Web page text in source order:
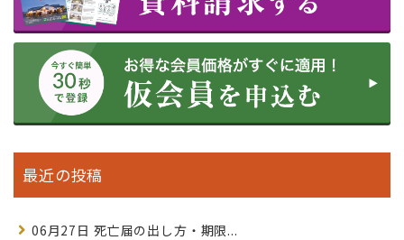
最近の投稿
06月27日 死亡届の出し方・期限...